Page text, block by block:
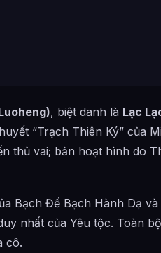
, biệt danh là Lạc
“Trạch Thiên Ký” của
thủ vai; bản hoạt hình do
Bạch Đế Bạch Hành Dạ
nhất của Yêu tộc. Toàn
cô.